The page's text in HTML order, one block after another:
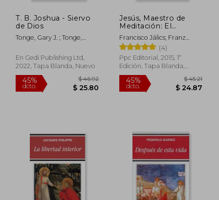
T. B. Joshua - Siervo
de Dios
Tonge, Gary J. ; Tonge,
En Gedi Publishing Ltd,
2022, Tapa Blanda, Nuevo
dcto. $ 25.80
Jesús, Maestro de
Meditación: El
Acompañamiento
Espiritual en el
Evangelio
Francisco Jálics; Franz
Jalics
(4)
Ppc Editorial, 2015, 1ª
Edición, Tapa Blanda,
Nuevo
45%
dcto.